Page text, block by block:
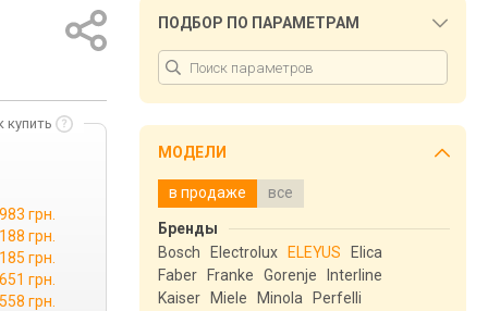
купить
грн.
грн.
грн.
грн.
грн.
ПОДБОР ПО ПАРАМЕТРАМ
МОДЕЛИ
в продаже все
Бренды
Bosch
Electrolux ELEYUS
Elica
Faber
Franke Gorenje
Interline
Kaiser
Miele Minola
Perfelli